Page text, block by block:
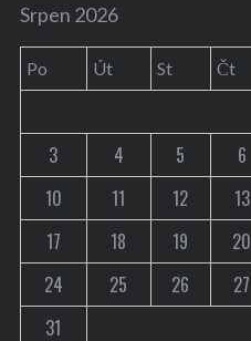
Srpen 2026
Po Út St Čt
3
4 5 6
10
11 12 13
17
18 19 20
24
25 26 27
31